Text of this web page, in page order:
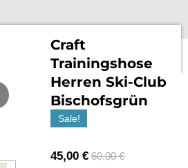
Craft
Trainingshose
Herren Ski-Club
Bischofsgrün
Sale!
45,00 € 60,00 €